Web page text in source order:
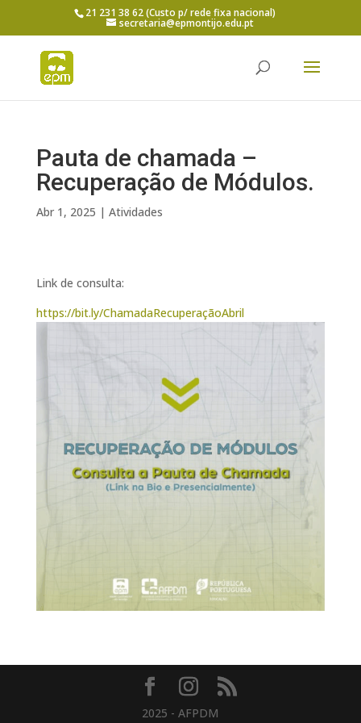
21 231 38 62 (Custo p/ rede fixa nacional)
secretaria@epmontijo.edu.pt
Pauta de chamada –
Recuperação de Módulos.
Abr 1, 2025 | Atividades
Link de consulta:
https://bit.ly/ChamadaRecuperaçãoAbril
2025 - AFPDM